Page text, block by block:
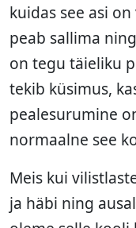
kuidas see asi
peab sallima
on tegu täieliku
tekib küsimus,
pealesurumine
normaalne see
Meis kui
ja häbi ning